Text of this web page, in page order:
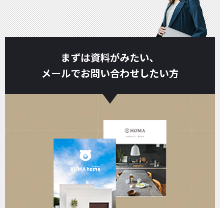
まずは資料がみたい、
メールでお問い合わせしたい方